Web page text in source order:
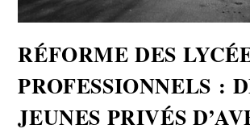
RÉFORME DES
PROFESSIONNELS :
JEUNES PRIVÉS